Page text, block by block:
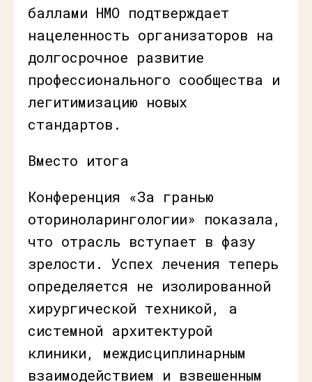
баллами НМО подтверждает
нацеленность организаторов на
долгосрочное развитие
профессионального сообщества и
легитимизацию новых
стандартов.
Вместо итога
Конференция «За гранью
оториноларингологии» показала,
что отрасль вступает в фазу
зрелости. Успех лечения теперь
определяется не изолированной
хирургической техникой, а
системной архитектурой
клиники, междисциплинарным
взаимодействием и взвешенным